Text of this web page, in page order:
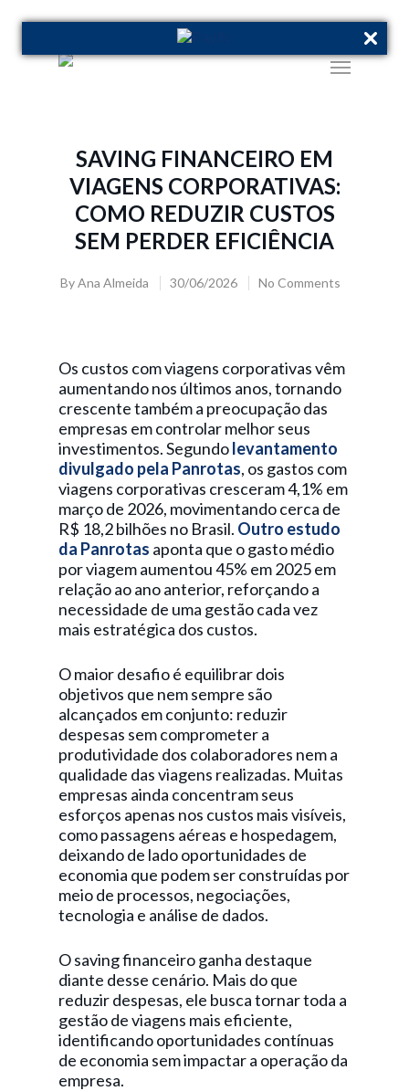
SAVING FINANCEIRO EM
VIAGENS CORPORATIVAS:
COMO REDUZIR CUSTOS
SEM PERDER EFICIÊNCIA
ByAna Almeida 30/06/2026 No Comments
Os custos com viagens corporativas vêm
aumentando nos últimos anos, tornando
crescente também a preocupação das
empresas em controlar melhor seus
investimentos. Segundolevantamento
divulgado pela Panrotas, os gastos com
viagens corporativas cresceram 4,1% em
março de 2026, movimentando cerca de
R$ 18,2 bilhões no Brasil. Outro estudo
da Panrotas aponta que o gasto médio
por viagem aumentou 45% em 2025 em
relação ao ano anterior, reforçando a
necessidade de uma gestão cada vez
mais estratégica dos custos.
O maior desafio é equilibrar dois
objetivos que nem sempre são
alcançados em conjunto: reduzir
despesas sem comprometer a
produtividade dos colaboradores nem a
qualidade das viagens realizadas. Muitas
empresas ainda concentram seus
esforços apenas nos custos mais visíveis,
como passagens aéreas e hospedagem,
deixando de lado oportunidades de
economia que podem ser construídas por
meio de processos, negociações,
tecnologia e análise de dados.
O saving financeiro ganha destaque
diante desse cenário. Mais do que
reduzir despesas, ele busca tornar toda a
gestão de viagens mais eficiente,
identificando oportunidades contínuas
de economia sem impactar a operação da
empresa.